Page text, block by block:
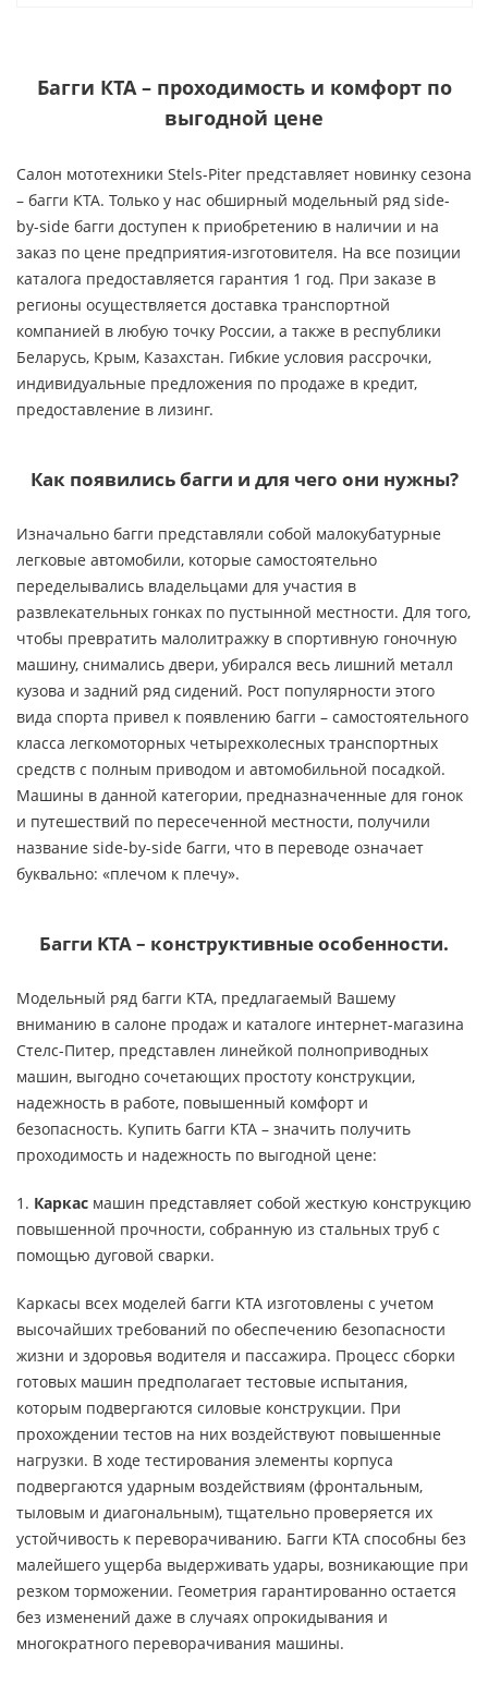
Багги КТА – проходимость и комфорт по
выгодной цене
Салон мототехники Stels-Piter представляет новинку сезона
– багги KTA. Только у нас обширный модельный ряд side-
by-side багги доступен к приобретению в наличии и на
заказ по цене предприятия-изготовителя. На все позиции
каталога предоставляется гарантия 1 год. При заказе в
регионы осуществляется доставка транспортной
компанией в любую точку России, а также в республики
Беларусь, Крым, Казахстан. Гибкие условия рассрочки,
индивидуальные предложения по продаже в кредит,
предоставление в лизинг.
Как появились багги и для чего они нужны?
Изначально багги представляли собой малокубатурные
легковые автомобили, которые самостоятельно
переделывались владельцами для участия в
развлекательных гонках по пустынной местности. Для того,
чтобы превратить малолитражку в спортивную гоночную
машину, снимались двери, убирался весь лишний металл
кузова и задний ряд сидений. Рост популярности этого
вида спорта привел к появлению багги – самостоятельного
класса легкомоторных четырехколесных транспортных
средств с полным приводом и автомобильной посадкой.
Машины в данной категории, предназначенные для гонок
и путешествий по пересеченной местности, получили
название side-by-side багги, что в переводе означает
буквально: «плечом к плечу».
Багги KTA – конструктивные особенности.
Модельный ряд багги KTA, предлагаемый Вашему
вниманию в салоне продаж и каталоге интернет-магазина
Стелс-Питер, представлен линейкой полноприводных
машин, выгодно сочетающих простоту конструкции,
надежность в работе, повышенный комфорт и
безопасность. Купить багги KTA – значить получить
проходимость и надежность по выгодной цене:
1. Каркас машин представляет собой жесткую конструкцию
повышенной прочности, собранную из стальных труб с
помощью дуговой сварки.
Каркасы всех моделей багги KTA изготовлены с учетом
высочайших требований по обеспечению безопасности
жизни и здоровья водителя и пассажира. Процесс сборки
готовых машин предполагает тестовые испытания,
которым подвергаются силовые конструкции. При
прохождении тестов на них воздействуют повышенные
нагрузки. В ходе тестирования элементы корпуса
подвергаются ударным воздействиям (фронтальным,
тыловым и диагональным), тщательно проверяется их
устойчивость к переворачиванию. Багги KTA способны без
малейшего ущерба выдерживать удары, возникающие при
резком торможении. Геометрия гарантированно остается
без изменений даже в случаях опрокидывания и
многократного переворачивания машины.